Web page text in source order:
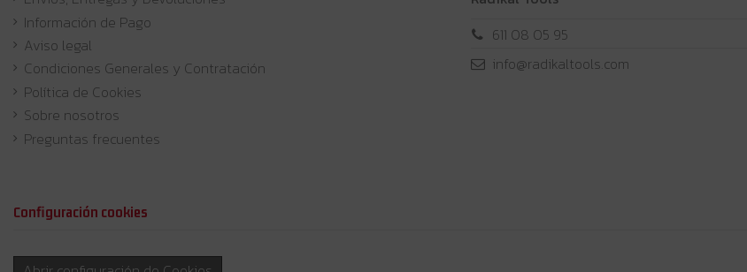
Información de Pago
Aviso legal
Condiciones Generales y Contratación
Política de Cookies
Sobre nosotros
Preguntas frecuentes
611 08 05 95
info@radikaltools.com
Configuración cookies